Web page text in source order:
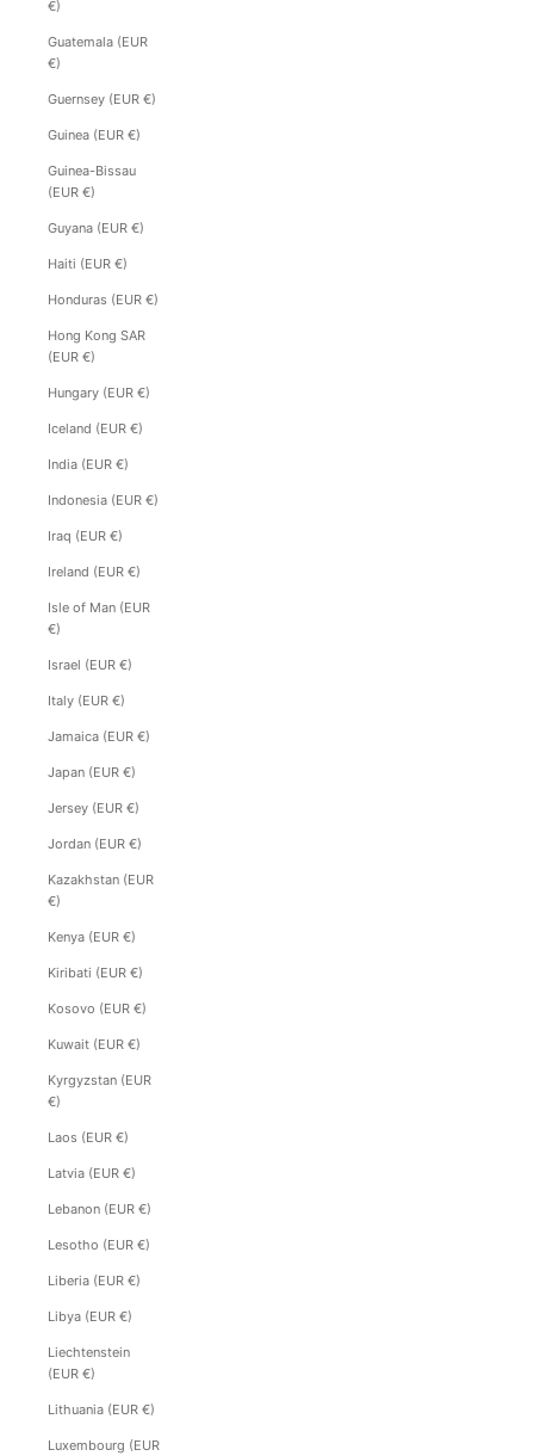
€)
Guatemala (EUR
€)
Guernsey (EUR €)
Guinea (EUR €)
Guinea-Bissau
(EUR €)
Guyana (EUR €)
Haiti (EUR €)
Honduras (EUR €)
Hong Kong SAR
(EUR €)
Hungary (EUR €)
Iceland (EUR €)
India (EUR €)
Indonesia (EUR €)
Iraq (EUR €)
Ireland (EUR €)
Isle of Man (EUR
€)
Israel (EUR €)
Italy (EUR €)
Jamaica (EUR €)
Japan (EUR €)
Jersey (EUR €)
Jordan (EUR €)
Kazakhstan (EUR
€)
Kenya (EUR €)
Kiribati (EUR €)
Kosovo (EUR €)
Kuwait (EUR €)
Kyrgyzstan (EUR
€)
Laos (EUR €)
Latvia (EUR €)
Lebanon (EUR €)
Lesotho (EUR €)
Liberia (EUR €)
Libya (EUR €)
Liechtenstein
(EUR €)
Lithuania (EUR €)
Luxembourg (EUR